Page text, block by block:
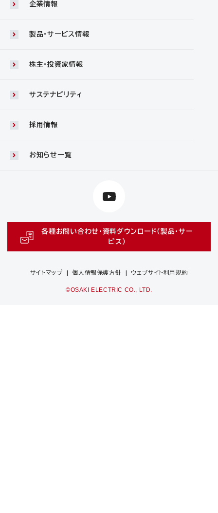
企業情報
製品・サービス情報
株主・投資家情報
サステナビリティ
採用情報
お知らせ一覧
各種お問い合わせ・資料ダウンロード（製品・サー
ビス）
サイトマップ 個人情報保護方針 ウェブサイト利用規約
©OSAKI ELECTRIC CO., LTD.